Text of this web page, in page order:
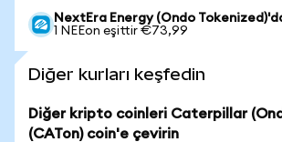
NextEra Energy (Ondo
1 NEEon eşittir €73,99
Diğer kurları keşfedin
Diğer kripto coinleri Caterpillar
(CATon) coin'e çevirin